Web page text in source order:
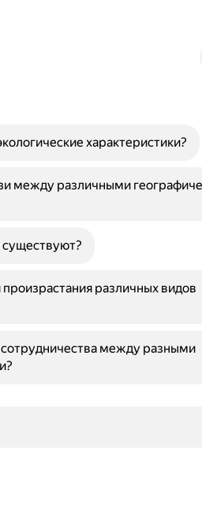
характеристики?
между различными
существуют?
различных видов
между разными